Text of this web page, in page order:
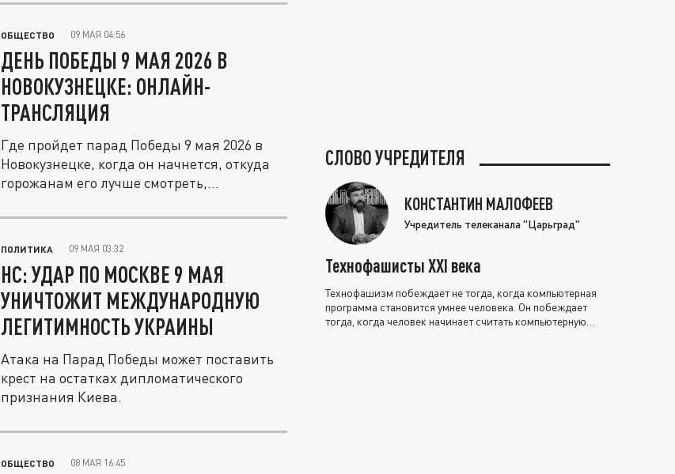
ОБЩЕСТВО 09 МАЯ 04:56
ДЕНЬ ПОБЕДЫ 9 МАЯ 2026 В
НОВОКУЗНЕЦКЕ: ОНЛАЙН-
ТРАНСЛЯЦИЯ
Где пройдет парад Победы 9 мая 2026 в
Новокузнецке, когда он начнется, откуда
горожанам его лучше смотреть,...
ПОЛИТИКА 09 МАЯ 03:32
HC: УДАР ПО МОСКВЕ 9 МАЯ
УНИЧТОЖИТ МЕЖДУНАРОДНУЮ
ЛЕГИТИМНОСТЬ УКРАИНЫ
Атака на Парад Победы может поставить
крест на остатках дипломатического
признания Киева.
ОБЩЕСТВО 08 МАЯ 16:45
СЛОВО УЧРЕДИТЕЛЯ
КОНСТАНТИН МАЛОФЕЕВ
Учредитель телеканала "Царьград"
Технофашисты XXI века
Технофашизм побеждает не тогда, когда компьютерная
программа становится умнее человека. Он побеждает
тогда, когда человек начинает считать компьютерную